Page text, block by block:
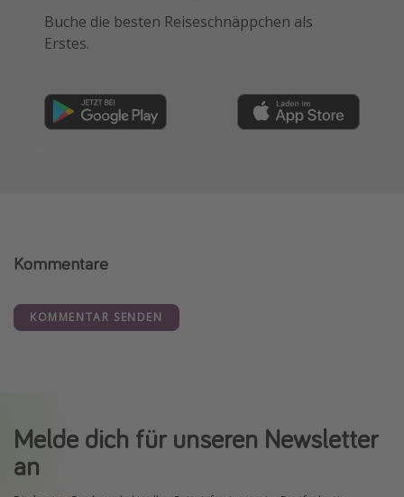
Buche die besten Reiseschnäppchen als
Erstes.
Kommentare
KOMMENTAR SENDEN
Melde dich für unseren Newsletter
an